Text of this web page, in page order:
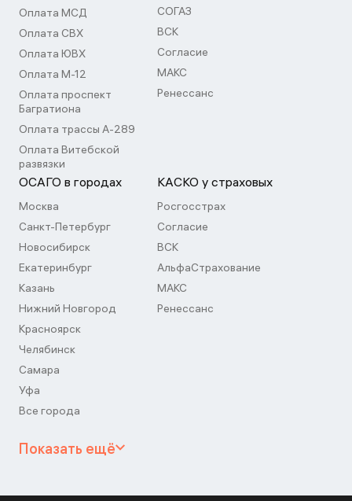
Оплата МСД
Оплата СВХ
Оплата ЮВХ
Оплата М-12
Оплата проспект
Багратиона
Оплата трассы А-289
Оплата Витебской
развязки
СОГАЗ
ВСК
Согласие
МАКС
Ренессанс
ОСАГО в городах
Москва
Санкт-Петербург
Новосибирск
Екатеринбург
Казань
Нижний Новгород
Красноярск
Челябинск
Самара
Уфа
Все города
КАСКО у страховых
Росгосстрах
Согласие
ВСК
АльфаСтрахование
МАКС
Ренессанс
Показать ещё